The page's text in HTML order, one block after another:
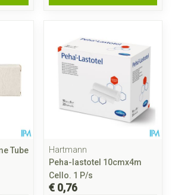
Tube
Hartmann
Peha-lastotel 10cmx4m
Cello. 1 P/s
€ 0,76